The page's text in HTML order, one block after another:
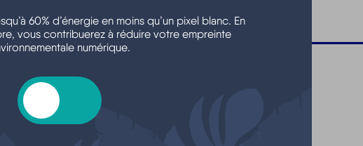
60% d’énergie en moins qu’un pixel blanc. En
vous contribuerez à réduire votre empreinte
numérique.